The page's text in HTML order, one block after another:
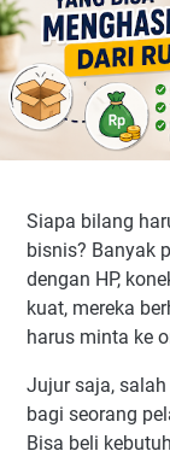
Bisa
Mengapa
Melatih
Belajar
Kelebihan
Risiko
Bisa
25 Ide Bisnis
Menguntungkan
Siapa bilang
bisnis? Banyak
dengan HP,
kuat, mereka
harus minta ke
Jujur saja,
bagi seorang
Bisa beli